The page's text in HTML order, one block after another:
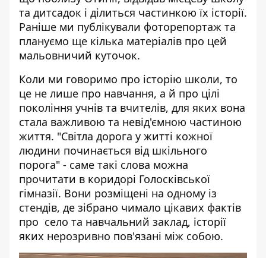
та дитсадок і ділиться частинкою їх історії.
Раніше ми публікували фоторепортаж та
плануємо ще кілька матеріалів про цей
мальовничий куточок.
Коли ми говоримо про історію школи, то
це не лише про навчання, а й про цілі
покоління учнів та вчителів, для яких вона
стала важливою та невід'ємною частиною
життя. "Світла дорога у житті кожної
людини починається від шкільного
порога" - саме такі слова можна
прочитати в коридорі Голосківської
гімназії. Вони розміщені на одному із
стендів, де зібрано чимало цікавих фактів
про село та навчальний заклад, історії
яких нерозривно пов'язані між собою.